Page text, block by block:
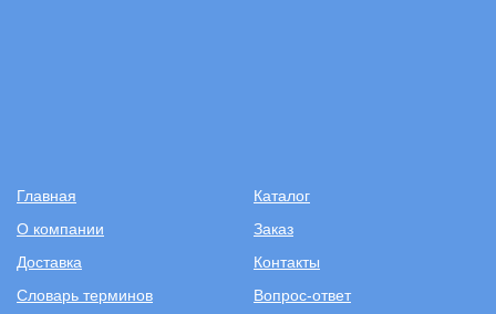
Главная
Каталог
О компании
Заказ
Доставка
Контакты
Словарь терминов
Вопрос-ответ